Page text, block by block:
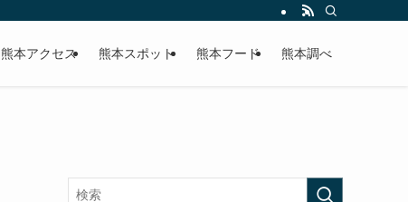
熊本アクセス 熊本スポット 熊本フード 熊本調べ